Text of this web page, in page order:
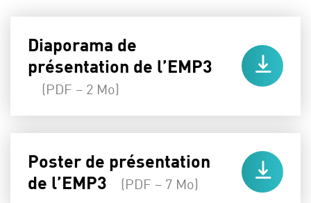
Diaporama de
présentation de l’EMP3
(PDF – 2 Mo)
Poster de présentation
de l’EMP3
(PDF – 7 Mo)